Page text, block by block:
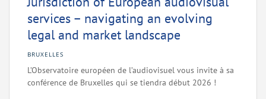
services – navigating an evolving
legal and market landscape
BRUXELLES
L’Observatoire européen de l’audiovisuel vous invite à sa
conférence de Bruxelles qui se tiendra début 2026 !